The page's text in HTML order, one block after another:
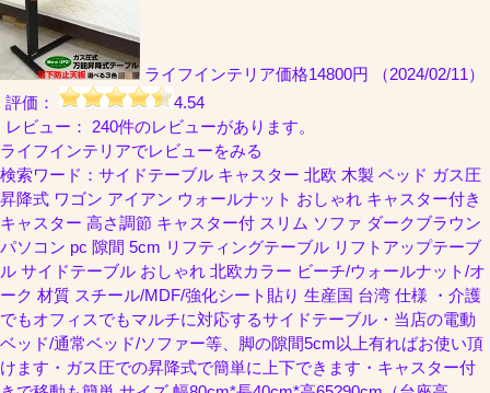
ライフインテリア価格14800円 （2024/02/11）
評価：
4.54
レビュー： 240件のレビューがあります。
ライフインテリアでレビューをみる
検索ワード：サイドテーブル キャスター 北欧 木製 ベッド ガス圧
昇降式 ワゴン アイアン ウォールナット おしゃれ キャスター付き
キャスター 高さ調節 キャスター付 スリム ソファ ダークブラウン
パソコン pc 隙間 5cm リフティングテーブル リフトアップテーブ
ル サイドテーブル おしゃれ 北欧カラー ビーチ/ウォールナット/オ
ーク 材質 スチール/MDF/強化シート貼り 生産国 台湾 仕様 ・介護
でもオフィスでもマルチに対応するサイドテーブル・当店の電動
ベッド/通常ベッド/ソファー等、脚の隙間5cm以上有ればお使い頂
けます・ガス圧での昇降式で簡単に上下できます・キャスター付